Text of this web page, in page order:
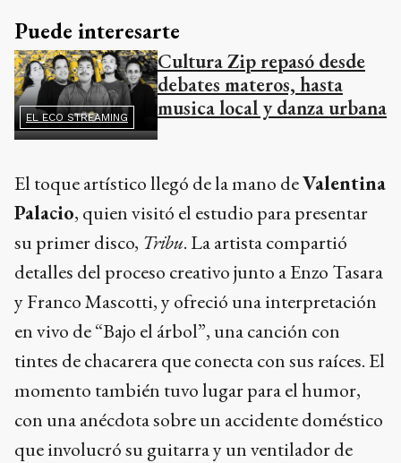
Puede interesarte
EL ECO STREAMING
Cultura Zip repasó desde
debates materos, hasta
musica local y danza urbana
El toque artístico llegó de la mano deValentina
Palacio, quien visitó el estudio para presentar
su primer disco, Tribu. La artista compartió
detalles del proceso creativo junto a Enzo Tasara
y Franco Mascotti, y ofreció una interpretación
en vivo de “Bajo el árbol”, una canción con
tintes de chacarera que conecta con sus raíces. El
momento también tuvo lugar para el humor,
con una anécdota sobre un accidente doméstico
que involucró su guitarra y un ventilador de